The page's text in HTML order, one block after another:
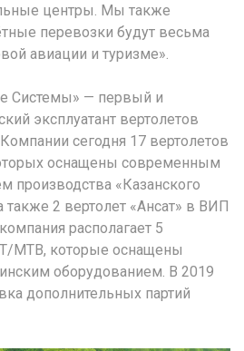
центры. Мы также
перевозки будут весьма
авиации и туризме».
Системы» — первый и
эксплуатант вертолетов
сегодня 17 вертолетов
оснащены современным
производства «Казанского
также 2 вертолет «Ансат» в ВИП
располагает 5
МТВ, которые оснащены
оборудованием. В 2019
дополнительных партий